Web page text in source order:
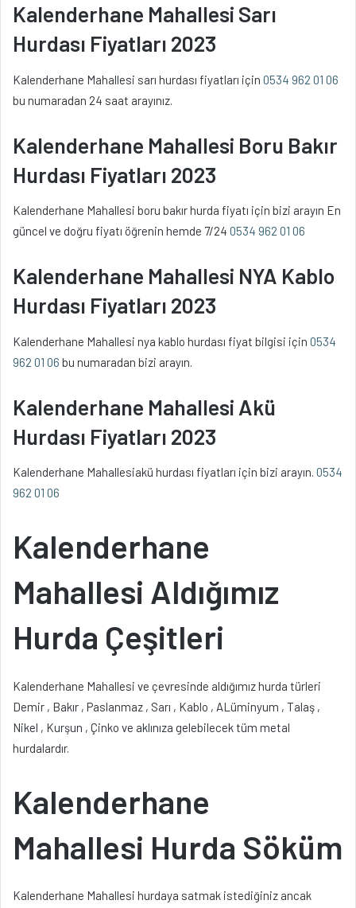
Kalenderhane Mahallesi Sarı
Hurdası Fiyatları 2023
Kalenderhane Mahallesi sarı hurdası fiyatları için 0534 962 01 06
bu numaradan 24 saat arayınız.
Kalenderhane Mahallesi Boru Bakır
Hurdası Fiyatları 2023
Kalenderhane Mahallesi boru bakır hurda fiyatı için bizi arayın En
güncel ve doğru fiyatı öğrenin hemde 7/24 0534 962 01 06
Kalenderhane Mahallesi NYA Kablo
Hurdası Fiyatları 2023
Kalenderhane Mahallesi nya kablo hurdası fiyat bilgisi için 0534
962 01 06 bu numaradan bizi arayın.
Kalenderhane Mahallesi Akü
Hurdası Fiyatları 2023
Kalenderhane Mahallesiakü hurdası fiyatları için bizi arayın. 0534
962 01 06
Kalenderhane
Mahallesi Aldığımız
Hurda Çeşitleri
Kalenderhane Mahallesi ve çevresinde aldığımız hurda türleri
Demir , Bakır , Paslanmaz , Sarı , Kablo , ALüminyum , Talaş ,
Nikel , Kurşun , Çinko ve aklınıza gelebilecek tüm metal
hurdalardır.
Kalenderhane
Mahallesi Hurda Söküm
Kalenderhane Mahallesi hurdaya satmak istediğiniz ancak